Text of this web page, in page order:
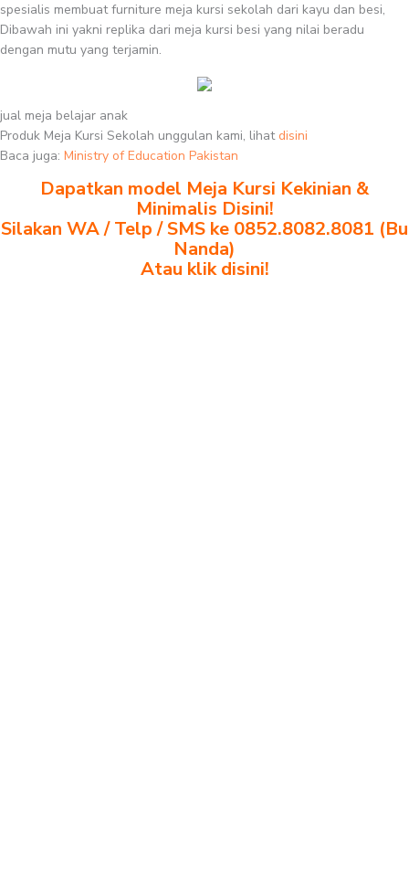
spesialis membuat furniture meja kursi sekolah dari kayu dan besi,
Dibawah ini yakni replika dari meja kursi besi yang nilai beradu
dengan mutu yang terjamin.
jual meja belajar anak
Produk Meja Kursi Sekolah unggulan kami, lihatdisini
Baca juga: Ministry of Education Pakistan
Dapatkan model Meja Kursi Kekinian &
Minimalis Disini!
Silakan WA / Telp / SMS ke 0852.8082.8081 (Bu
Nanda)
Atau klik disini!